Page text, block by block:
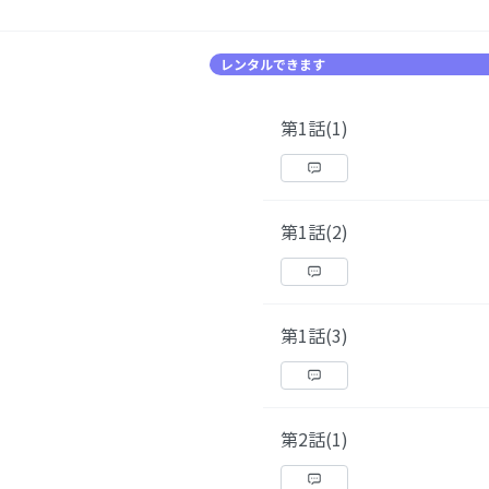
レンタルできます
第1話(1)
第1話(2)
第1話(3)
第2話(1)